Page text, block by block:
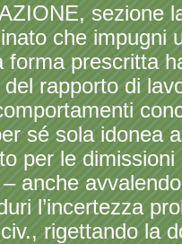
sezione
che impugni
forma prescritta
rapporto di
sé sola idonea
per le
anche
l’incertezza
rigettando la